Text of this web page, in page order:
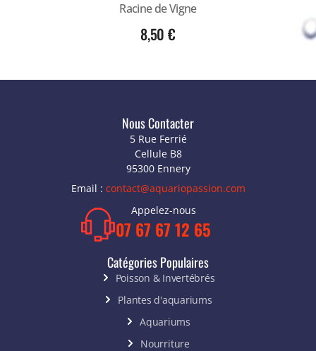
Racine de Vigne
8,50€
Nous Contacter
5 Rue Ferrié
Cellule B8
95300 Ennery
Email : contact@aquariopassion.com
Appelez-nous
07 67 67 12 65
Catégories Populaires
Poisson & Invertébrés
Plantes d'aquariums
Aquariums
Nourriture